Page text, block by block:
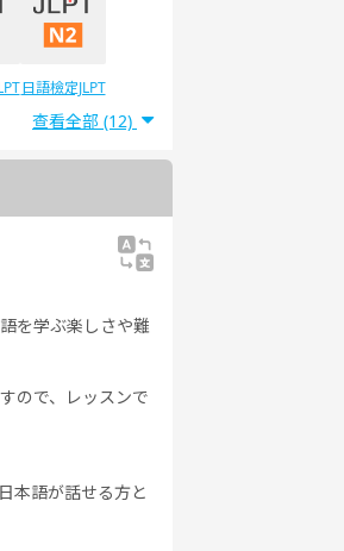
日語檢定JLPT
查看全部 (12)
を学ぶ楽しさや難
ので、レッスンで
本語が話せる方と